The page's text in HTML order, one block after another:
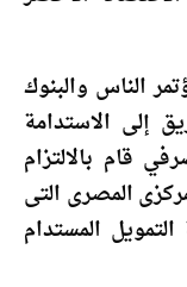
الناس والبنوك
إلى الاستدامة
قام بالالتزام
المصرى التى
المستدام